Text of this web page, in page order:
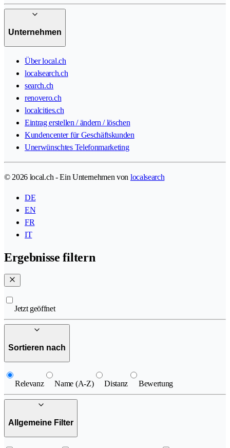
Unternehmen
Über local.ch
localsearch.ch
search.ch
renovero.ch
localcities.ch
Eintrag erstellen / ändern / löschen
Kundencenter für Geschäftskunden
Unerwünschtes Telefonmarketing
© 2026 local.ch - Ein Unternehmen von localsearch
DE
EN
FR
IT
Ergebnisse filtern
Jetzt geöffnet
Sortieren nach
Relevanz Name (A-Z) Distanz Bewertung
Allgemeine Filter